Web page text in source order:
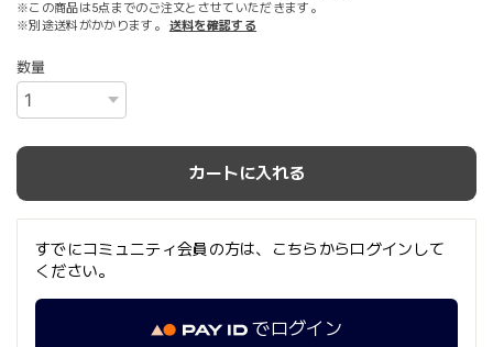
※この商品は5点までのご注文とさせていただきます。
※別途送料がかかります。
送料を確認する
数量
カートに入れる
すでにコミュニティ会員の方は、こちらからログインして
ください。
でログイン